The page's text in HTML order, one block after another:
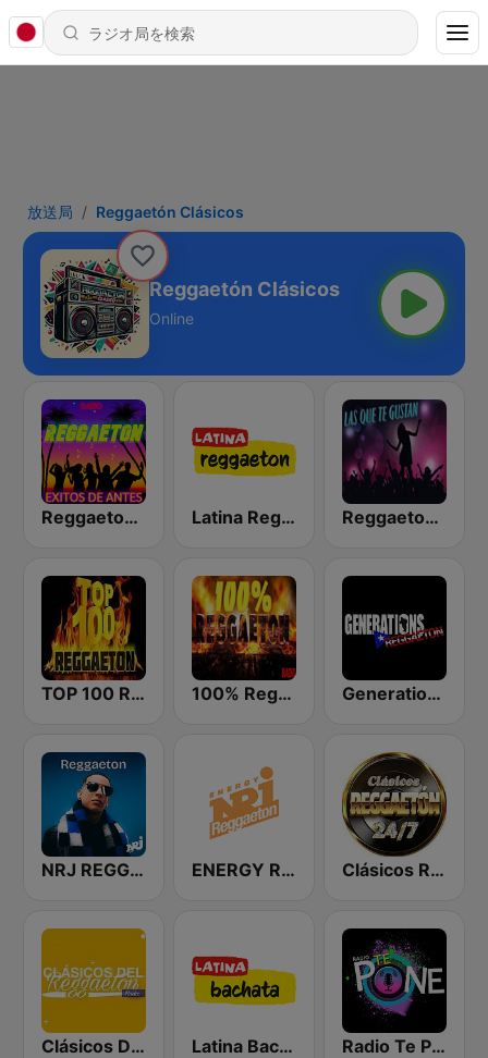
放送局 Reggaetón Clásicos
Reggaetón Clásicos
Online
Reggaeton Exitos de Antes Radio Latina Reggaeton Reggaeton Exitos de Hoy
TOP 100 Reggaeton Exitos del Momento Radio 100% Reggaeton Radio Generations Reggaeton
NRJ REGGAETON ENERGY Reggaeton Clásicos Reggaeton 24/7
Clásicos Del Reggaetón Latina Bachata Radio Te Pone Regueton